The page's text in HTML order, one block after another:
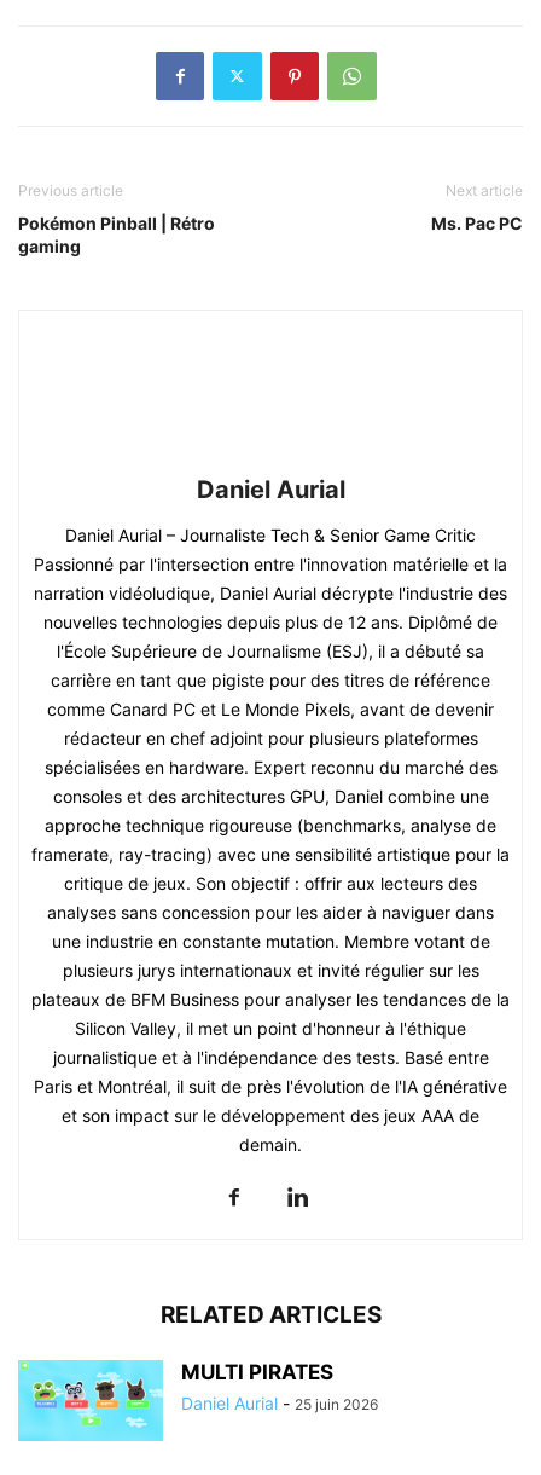
Previous article
Pokémon Pinball | Rétro
gaming
Next article
Ms. Pac PC
Daniel Aurial
Daniel Aurial – Journaliste Tech & Senior Game Critic
Passionné par l'intersection entre l'innovation matérielle et la
narration vidéoludique, Daniel Aurial décrypte l'industrie des
nouvelles technologies depuis plus de 12 ans. Diplômé de
l'École Supérieure de Journalisme (ESJ), il a débuté sa
carrière en tant que pigiste pour des titres de référence
comme Canard PC et Le Monde Pixels, avant de devenir
rédacteur en chef adjoint pour plusieurs plateformes
spécialisées en hardware. Expert reconnu du marché des
consoles et des architectures GPU, Daniel combine une
approche technique rigoureuse (benchmarks, analyse de
framerate, ray-tracing) avec une sensibilité artistique pour la
critique de jeux. Son objectif : offrir aux lecteurs des
analyses sans concession pour les aider à naviguer dans
une industrie en constante mutation. Membre votant de
plusieurs jurys internationaux et invité régulier sur les
plateaux de BFM Business pour analyser les tendances de la
Silicon Valley, il met un point d'honneur à l'éthique
journalistique et à l'indépendance des tests. Basé entre
Paris et Montréal, il suit de près l'évolution de l'IA générative
et son impact sur le développement des jeux AAA de
demain.
RELATED ARTICLES
MULTI PIRATES
Daniel Aurial - 25 juin 2026